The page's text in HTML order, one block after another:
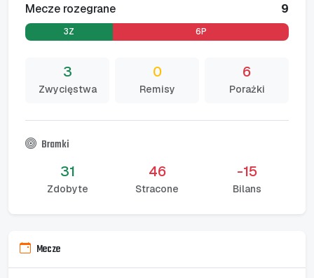
Mecze rozegrane 9
3Z 6P
3
Zwycięstwa
0
Remisy
6
Porażki
Bramki
31
Zdobyte
46
Stracone
-15
Bilans
Mecze